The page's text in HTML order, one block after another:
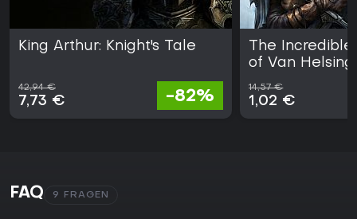
King Arthur: Knight's Tale
42,94 €
7,73 € -82%
The
of Van Helsing
14,57 €
1,02 €
FAQ 9 FRAGEN